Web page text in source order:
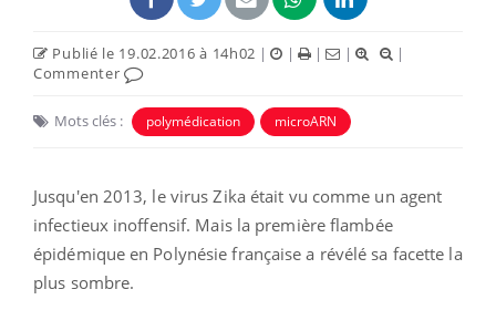
Publié le 19.02.2016 à 14h02 | | | |
|
Commenter
Mots clés : polymédication microARN
Jusqu'en 2013, le virus Zika était vu comme un agent
infectieux inoffensif. Mais la première flambée
épidémique en Polynésie française a révélé sa facette la
plus sombre.